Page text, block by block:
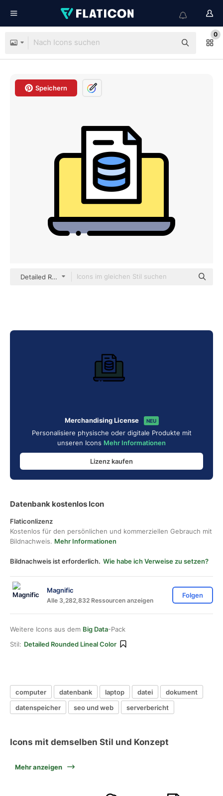
0
Speichern
Detailed Rounded Lineal color
Merchandising License NEU
Personalisiere physische oder digitale Produkte mit
unseren Icons Mehr Informationen
Lizenz kaufen
Datenbank kostenlos Icon
Flaticonlizenz
Kostenlos für den persönlichen und kommerziellen Gebrauch mit
Bildnachweis. Mehr Informationen
Bildnachweis ist erforderlich. Wie habe ich Verweise zu setzen?
Magnific
Alle 3,282,832 Ressourcen anzeigen
Folgen
Weitere Icons aus dem Big Data-Pack
Stil: Detailed Rounded Lineal Color
computer datenbank laptop datei
dokument
datenspeicher
seo und web serverbericht
Icons mit demselben Stil und Konzept
Mehr anzeigen